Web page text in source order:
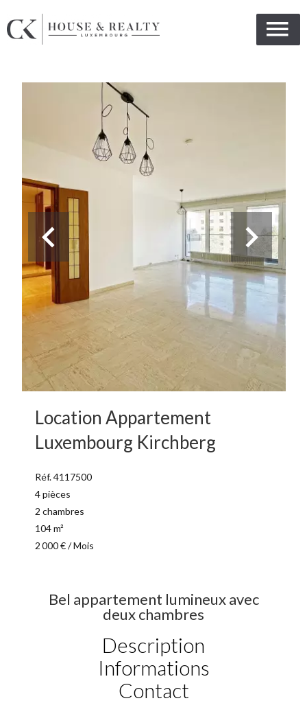
Location Appartement
Luxembourg Kirchberg
Réf. 4117500
4 pièces
2 chambres
104 m²
2 000 € / Mois
Bel appartement lumineux avec
deux chambres
Description
Informations
Contact